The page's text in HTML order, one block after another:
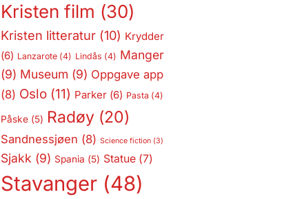
Kristen film (30)
Kristen litteratur(10) Krydder
(6) Lanzarote(4) Lindås (4) Manger
(9) Museum (9) Oppgave app
(8) Oslo(11) Parker(6) Pasta (4)
Påske(5) Radøy(20)
Sandnessjøen (8) Science fiction(3)
Sjakk (9) Spania (5) Statue(7)
Stavanger(48)